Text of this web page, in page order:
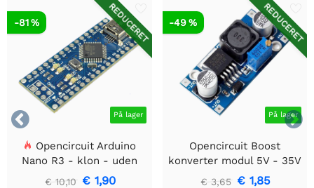


REDUCERET
På lager
-81 %
Opencircuit Arduino
Nano R3 - klon - uden
headere
€ 10,10 € 1,90
REDUCERET
På lager
-49 %
Opencircuit Boost
konverter modul 5V - 35V
XL6009
€ 3,65 € 1,85